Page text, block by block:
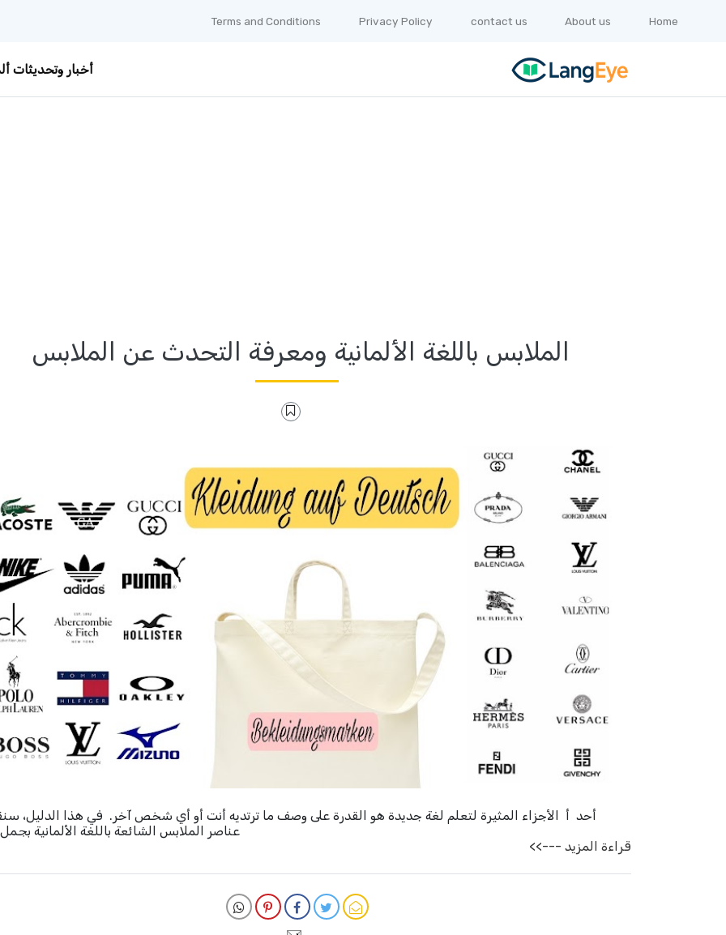
Home
About us
contact us
Privacy Policy
Terms and Conditions
أخبار وتحديثات
الملابس باللغة الألمانية ومعرفة التحدث عن الملابس
أحد أ الأجزاء المثيرة لتعلم لغة جديدة هو القدرة على وصف ما ترتديه أنت أو أي شخص آخر. في هذا الدليل،
عناصر الملابس الشائعة باللغة الألمانية
قراءة المزيد --->>